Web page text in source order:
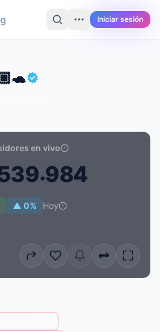
Iniciar sesión
en vivo
39.984
▲ 0% Hoy